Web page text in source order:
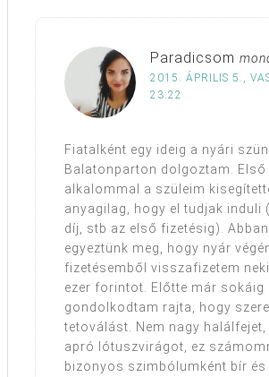
Paradicsom
2015. ÁPRILIS 5.,
23:22
Fiatalként egy ideig a nyári
Balatonparton dolgoztam. Első
alkalommal a szüleim
anyagilag, hogy el tudjak induli
díj, stb az első fizetésig). Abban
egyeztünk meg, hogy nyár
fizetésemből visszafizetem
ezer forintot. Előtte már sokáig
gondolkodtam rajta, hogy
tetoválást. Nem nagy halálfejet,
apró lótuszvirágot, ez
bizonyos szimbólumként bír és